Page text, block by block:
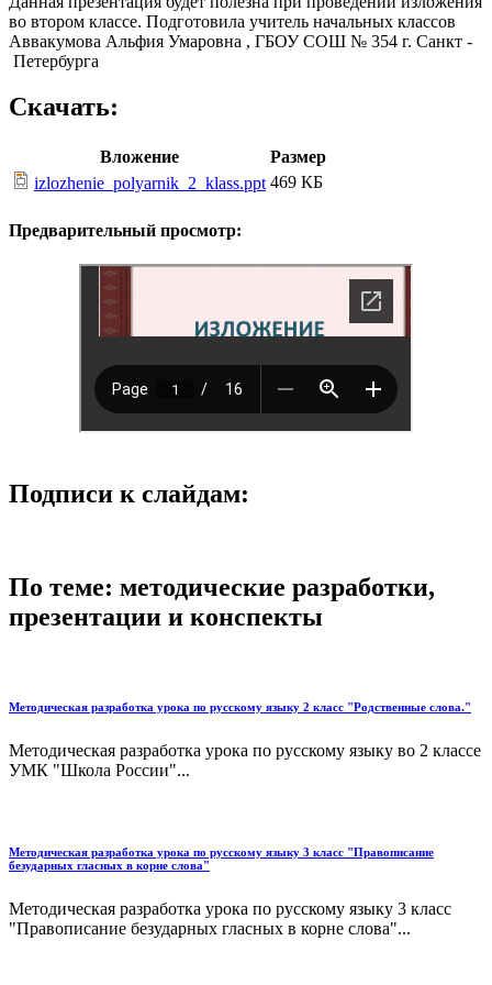
во втором классе. Подготовила учитель начальных классов
Аввакумова Альфия Умаровна , ГБОУ СОШ № 354 г. Санкт -
Петербурга
Скачать:
Вложение
Размер
izlozhenie_polyarnik_2_klass.ppt 469 КБ
Предварительный просмотр:
Подписи к слайдам:
По теме: методические разработки,
презентации и конспекты
Методическая разработка урока по русскому языку 2 класс "Родственные слова."
Методическая разработка урока по русскому языку во 2 классе
УМК "Школа России"...
Методическая разработка урока по русскому языку 3 класс "Правописание
безударных гласных в корне слова"
Методическая разработка урока по русскому языку 3 класс
"Правописание безударных гласных в корне слова"...